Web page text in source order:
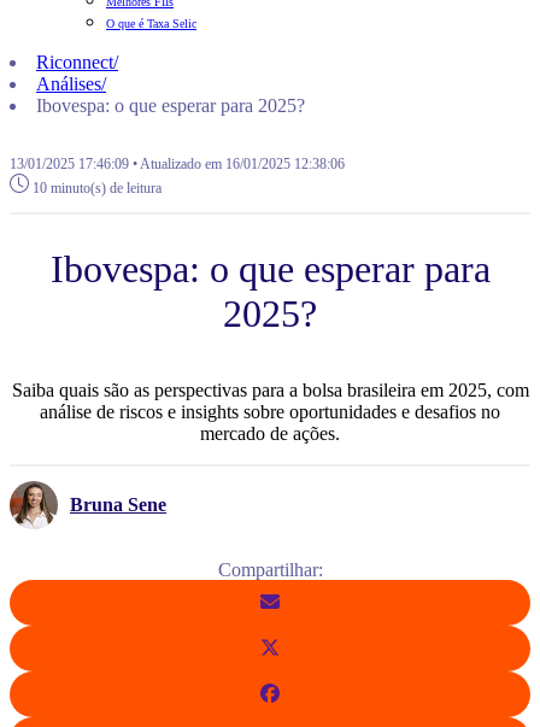
O que é Taxa Selic
Riconnect/
Análises/
Ibovespa: o que esperar para 2025?
13/01/2025 17:46:09 • Atualizado em 16/01/2025 12:38:06
10 minuto(s) de leitura
Ibovespa: o que esperar para
2025?
Saiba quais são as perspectivas para a bolsa brasileira em 2025, com
análise de riscos e insights sobre oportunidades e desafios no
mercado de ações.
Bruna Sene
Compartilhar: